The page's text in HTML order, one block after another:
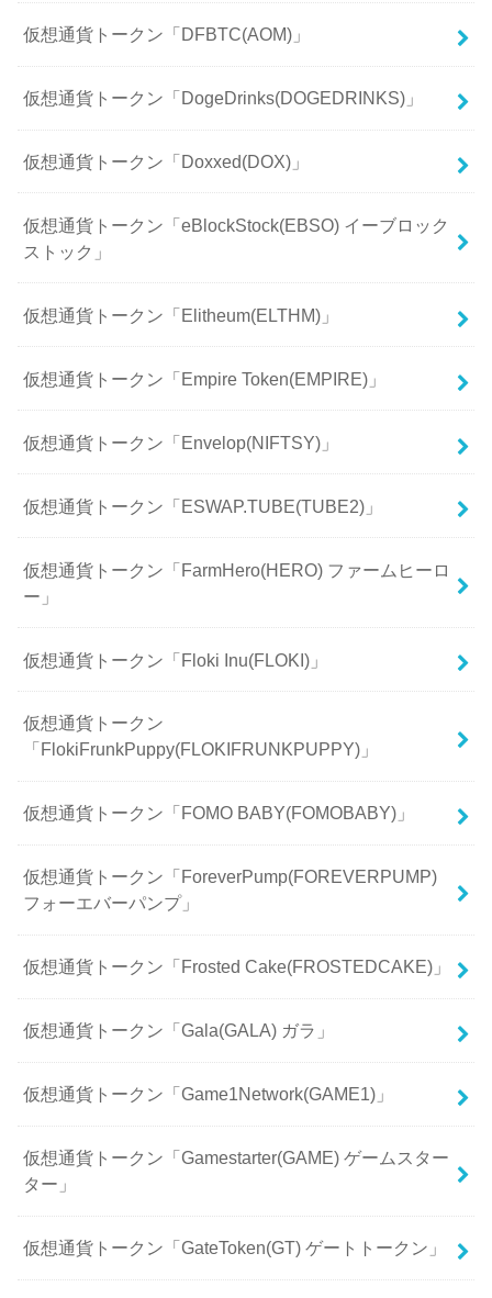
仮想通貨トークン「DFBTC(AOM)」
仮想通貨トークン「DogeDrinks(DOGEDRINKS)」
仮想通貨トークン「Doxxed(DOX)」
仮想通貨トークン「eBlockStock(EBSO) イーブロック
ストック」
仮想通貨トークン「Elitheum(ELTHM)」
仮想通貨トークン「Empire Token(EMPIRE)」
仮想通貨トークン「Envelop(NIFTSY)」
仮想通貨トークン「ESWAP.TUBE(TUBE2)」
仮想通貨トークン「FarmHero(HERO) ファームヒーロ
ー」
仮想通貨トークン「Floki Inu(FLOKI)」
仮想通貨トークン
「FlokiFrunkPuppy(FLOKIFRUNKPUPPY)」
仮想通貨トークン「FOMO BABY(FOMOBABY)」
仮想通貨トークン「ForeverPump(FOREVERPUMP)
フォーエバーパンプ」
仮想通貨トークン「Frosted Cake(FROSTEDCAKE)」
仮想通貨トークン「Gala(GALA) ガラ」
仮想通貨トークン「Game1Network(GAME1)」
仮想通貨トークン「Gamestarter(GAME) ゲームスター
ター」
仮想通貨トークン「GateToken(GT) ゲートトークン」